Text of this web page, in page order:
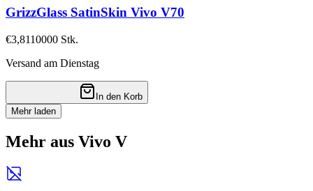
GrizzGlass SatinSkin Vivo V70
€3,8110000 Stk.
Versand am Dienstag
In den Korb
Mehr laden
Mehr aus Vivo V